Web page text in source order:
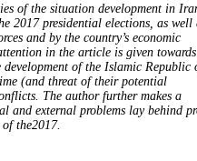
of the situation development in
2017 presidential elections, as well
and by the country’s economic
in the article is given
development of the Islamic Republic
(and threat of their potential
The author further makes a
and external problems lay behind
the2017.